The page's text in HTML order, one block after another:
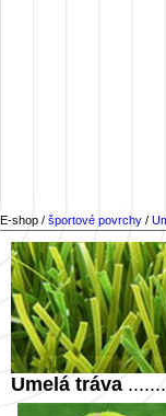
E-shop / športové povrchy /
Umelá tráva